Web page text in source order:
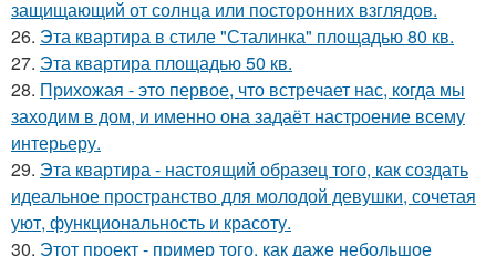
защищающий от солнца или посторонних взглядов.
26. Эта квартира в стиле "Сталинка" площадью 80 кв.
27. Эта квартира площадью 50 кв.
28. Прихожая - это первое, что встречает нас, когда мы
заходим в дом, и именно она задаёт настроение всему
интерьеру.
29. Эта квартира - настоящий образец того, как создать
идеальное пространство для молодой девушки, сочетая
уют, функциональность и красоту.
30. Этот проект - пример того, как даже небольшое